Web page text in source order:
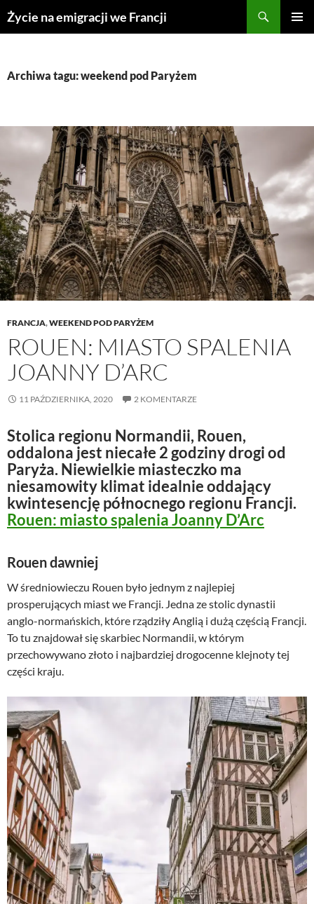
Przejdź
doŻycie na emigracji we Francji
Archiwa tagu: weekend pod Paryżem
FRANCJA,WEEKEND POD PARYŻEM
ROUEN: MIASTO SPALENIA
JOANNY D’ARC
11 PAŹDZIERNIKA, 2020 2 KOMENTARZE
Stolica regionu Normandii, Rouen,
oddalona jest niecałe 2 godziny drogi od
Paryża. Niewielkie miasteczko ma
niesamowity klimat idealnie oddający
kwintesencję północnego regionu Francji.
Rouen: miasto spalenia Joanny D’Arc
Rouen dawniej
W średniowieczu Rouen było jednym z najlepiej
prosperujących miast we Francji. Jedna ze stolic dynastii
anglo-normańskich, które rządziły Anglią i dużą częścią Francji.
To tu znajdował się skarbiec Normandii, w którym
przechowywano złoto i najbardziej drogocenne klejnoty tej
części kraju.